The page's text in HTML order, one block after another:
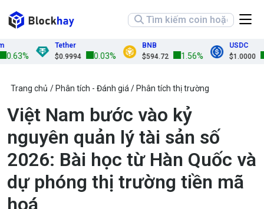
Tether
$0.9994
0.03%
BNB
$594.72
1.56%
USDC
$1.0000
0.02%
Trang chủ Phân tích - Đánh giá Phân tích thị trường
Việt Nam bước vào kỷ
nguyên quản lý tài sản số
2026: Bài học từ Hàn Quốc và
dự phóng thị trường tiền mã
hoá